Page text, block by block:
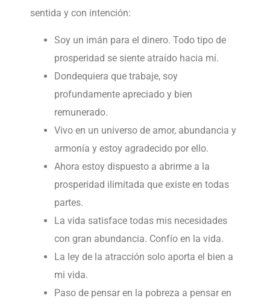
sentida y con intención:
Soy un imán para el dinero. Todo tipo de
prosperidad se siente atraído hacia mí.
Dondequiera que trabaje, soy
profundamente apreciado y bien
remunerado.
Vivo en un universo de amor, abundancia y
armonía y estoy agradecido por ello.
Ahora estoy dispuesto a abrirme a la
prosperidad ilimitada que existe en todas
partes.
La vida satisface todas mis necesidades
con gran abundancia. Confío en la vida.
La ley de la atracción solo aporta el bien a
mi vida.
Paso de pensar en la pobreza a pensar en